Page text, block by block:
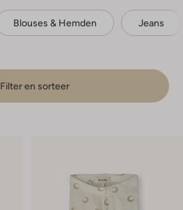
Blouses & Hemden Jeans
Filter en sorteer